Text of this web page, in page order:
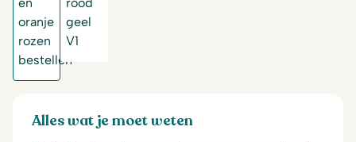
Alles wat je moet weten